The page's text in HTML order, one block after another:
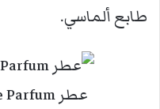
طابع ألماسي.
عطر Kajal Almaz Eau de Parfum